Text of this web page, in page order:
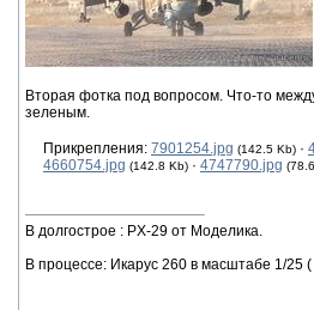
Вторая фотка под вопросом. Что-то
зеленым.
Прикрепления: 7901254.jpg (142.5 Kb) ·
4660754.jpg (142.8 Kb) · 4747790.jpg
В долгострое : PX-29 от Моделика.
В процессе: Икарус 260 в масштабе 1/25